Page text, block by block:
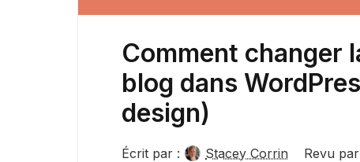
Comment changer
blog dans
design)
Écrit par : Stacey Corrin Revu